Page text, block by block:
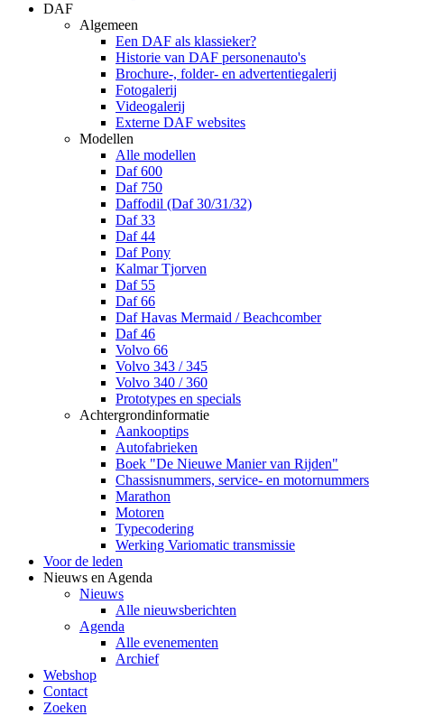
DAF
Algemeen
Een DAF als klassieker?
Historie van DAF personenauto's
Brochure-, folder- en advertentiegalerij
Fotogalerij
Videogalerij
Externe DAF websites
Modellen
Alle modellen
Daf 600
Daf 750
Daffodil (Daf 30/31/32)
Daf 33
Daf 44
Daf Pony
Kalmar Tjorven
Daf 55
Daf 66
Daf Havas Mermaid / Beachcomber
Daf 46
Volvo 66
Volvo 343 / 345
Volvo 340 / 360
Prototypes en specials
Achtergrondinformatie
Aankooptips
Autofabrieken
Boek "De Nieuwe Manier van Rijden"
Chassisnummers, service- en motornummers
Marathon
Motoren
Typecodering
Werking Variomatic transmissie
Voor de leden
Nieuws en Agenda
Nieuws
Alle nieuwsberichten
Agenda
Alle evenementen
Archief
Webshop
Contact
Zoeken